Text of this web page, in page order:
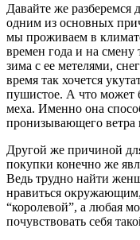
Давайте же
одним из основных
мы проживаем в
времен года и на смену
зима с ее метелями,
время так хочется
пушистое. А что может
меха. Именно она
пронизывающего ветра
Другой же причиной
покупки конечно же
Ведь трудно найти
нравиться окружающим,
“королевой”, а любая
почувствовать себя